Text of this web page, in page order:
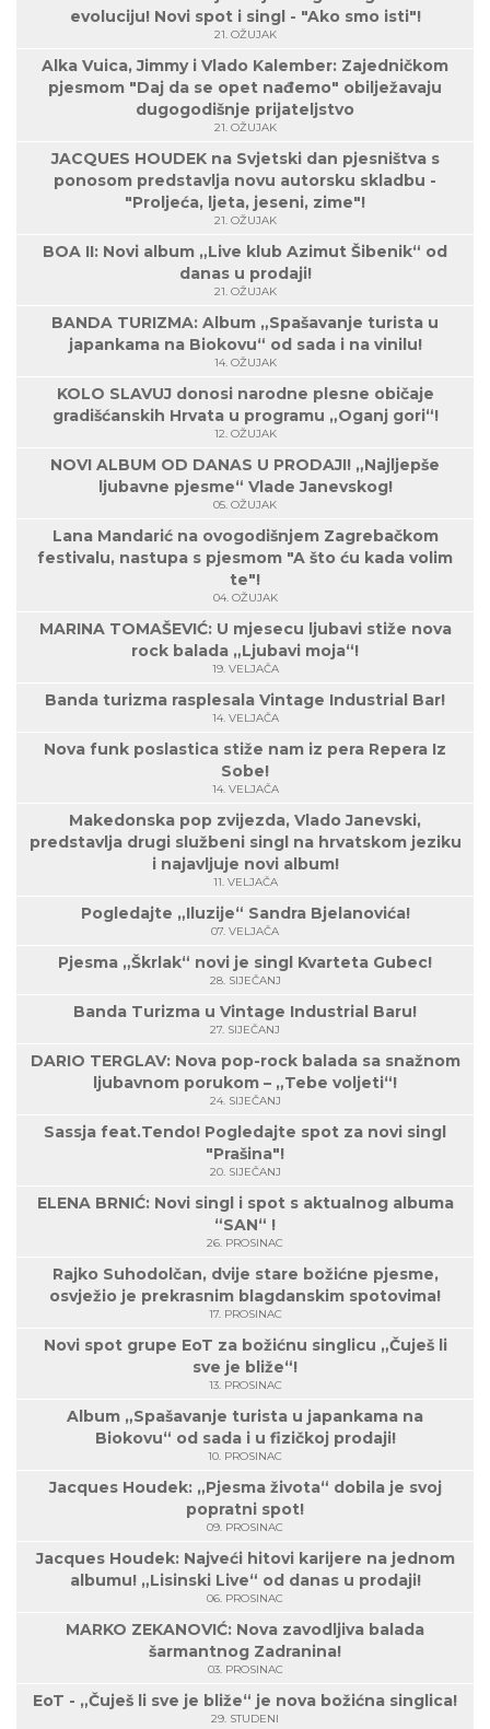
evoluciju! Novi spot i singl - "Ako smo isti"!
21. OŽUJAK
Alka Vuica, Jimmy i Vlado Kalember: Zajedničkom
pjesmom "Daj da se opet nađemo" obilježavaju
dugogodišnje prijateljstvo
21. OŽUJAK
JACQUES HOUDEK na Svjetski dan pjesništva s
ponosom predstavlja novu autorsku skladbu -
"Proljeća, ljeta, jeseni, zime"!
21. OŽUJAK
BOA II: Novi album „Live klub Azimut Šibenik“ od
danas u prodaji!
21. OŽUJAK
BANDA TURIZMA: Album „Spašavanje turista u
japankama na Biokovu“ od sada i na vinilu!
14. OŽUJAK
KOLO SLAVUJ donosi narodne plesne običaje
gradišćanskih Hrvata u programu „Oganj gori“!
12. OŽUJAK
NOVI ALBUM OD DANAS U PRODAJI! „Najljepše
ljubavne pjesme“ Vlade Janevskog!
05. OŽUJAK
Lana Mandarić na ovogodišnjem Zagrebačkom
festivalu, nastupa s pjesmom "A što ću kada volim
te"!
04. OŽUJAK
MARINA TOMAŠEVIĆ: U mjesecu ljubavi stiže nova
rock balada „Ljubavi moja“!
19. VELJAČA
Banda turizma rasplesala Vintage Industrial Bar!
14. VELJAČA
Nova funk poslastica stiže nam iz pera Repera Iz
Sobe!
14. VELJAČA
Makedonska pop zvijezda, Vlado Janevski,
predstavlja drugi službeni singl na hrvatskom jeziku
i najavljuje novi album!
11. VELJAČA
Pogledajte „Iluzije“ Sandra Bjelanovića!
07. VELJAČA
Pjesma „Škrlak“ novi je singl Kvarteta Gubec!
28. SIJEČANJ
Banda Turizma u Vintage Industrial Baru!
27. SIJEČANJ
DARIO TERGLAV: Nova pop-rock balada sa snažnom
ljubavnom porukom – „Tebe voljeti“!
24. SIJEČANJ
Sassja feat.Tendo! Pogledajte spot za novi singl
"Prašina"!
20. SIJEČANJ
ELENA BRNIĆ: Novi singl i spot s aktualnog albuma
“SAN“ !
26. PROSINAC
Rajko Suhodolčan, dvije stare božićne pjesme,
osvježio je prekrasnim blagdanskim spotovima!
17. PROSINAC
Novi spot grupe EoT za božićnu singlicu „Čuješ li
sve je bliže“!
13. PROSINAC
Album „Spašavanje turista u japankama na
Biokovu“ od sada i u fizičkoj prodaji!
10. PROSINAC
Jacques Houdek: „Pjesma života“ dobila je svoj
popratni spot!
09. PROSINAC
Jacques Houdek: Najveći hitovi karijere na jednom
albumu! „Lisinski Live“ od danas u prodaji!
06. PROSINAC
MARKO ZEKANOVIĆ: Nova zavodljiva balada
šarmantnog Zadranina!
03. PROSINAC
EoT - „Čuješ li sve je bliže“ je nova božićna singlica!
29. STUDENI